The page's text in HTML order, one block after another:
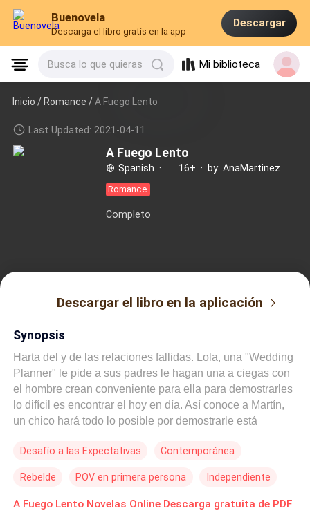
Buenovela
Descarga el libro gratis en la app
Descargar
Busca lo que quieras Mi biblioteca
Inicio /Romance /A Fuego Lento
Last Updated: 2021-04-11
A Fuego Lento
Spanish · 16+ · by: AnaMartinez
Romance
Completo
Descargar el libro en la aplicación
Synopsis
Harta del y de las relaciones fallidas. Lola, una "Wedding
Planner" le pide a sus padres le hagan una a ciegas con
el hombre crean conveniente para ella para demostrarles
lo difícil es encontrar el hoy en día. Así conoce a Martín,
un chico hará todo lo posible por demostrarle está
2008235091129
Desafío a las Expectativas Contemporánea
Rebelde POV en primera persona Independiente
Poder Femenino Trillizos Giro Argumental
A Fuego Lento Novelas Online Descarga gratuita de PDF